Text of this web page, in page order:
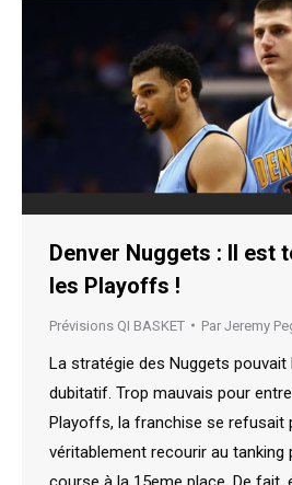
Denver Nuggets : Il est
les Playoffs !
Prévisions QI BASKET Par Jeremy
La stratégie des Nuggets pouvait
dubitatif. Trop mauvais pour
Playoffs, la franchise se refusait
véritablement recourir au tanking